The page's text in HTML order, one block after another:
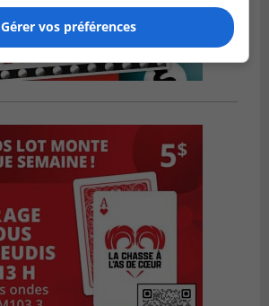
Gérer vos préférences